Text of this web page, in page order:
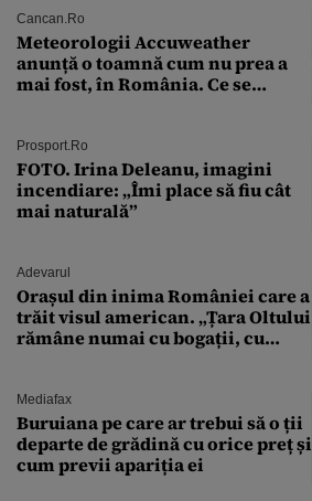
Cancan.ro
Meteorologii Accuweather
anunță o toamnă cum nu prea a
mai fost, în România. Ce se
București. Pe ce dată ninge
Prosport.ro
FOTO. Irina Deleanu, imagini
incendiare: „Îmi place să fiu cât
mai naturală”
Adevarul
Orașul din inima României care a
trăit visul american. „Țara Oltului
rămâne numai cu bogații, cu
Mediafax
Buruiana pe care ar trebui să o ții
departe de grădină cu orice preț și
cum previi apariția ei